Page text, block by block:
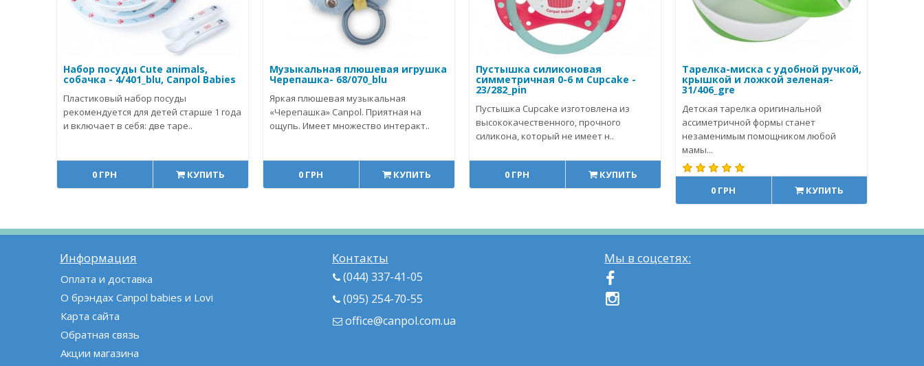
Набор посуды Cute animals,
собачка - 4/401_blu, Canpol Babies
Пластиковый набор посуды
рекомендуется для детей старше 1 года
и включает в себя: две таре..
0 ГРН КУПИТЬ
Музыкальная плюшевая игрушка
Черепашка- 68/070_blu
Яркая плюшевая музыкальная
«Черепашка» Canpol. Приятная на
ощупь. Имеет множество интеракт..
0 ГРН КУПИТЬ
Пустышка силиконовая
симметричная 0-6 м Cupcake -
23/282_pin
Пустышка Cupcake изготовлена из
высококачественного, прочного
силикона, который не имеет н..
0 ГРН КУПИТЬ
Тарелка-миска с удобной ручкой,
крышкой и ложкой зеленая-
31/406_gre
Детская тарелка оригинальной
ассиметричной формы станет
незаменимым помощником любой
мамы...
0 ГРН КУПИТЬ
Информация
Оплата и доставка
О брэндах Canpol babies и Lovi
Карта сайта
Обратная связь
Акции магазина
Контакты
(044) 337-41-05
(095) 254-70-55
office@canpol.com.ua
Мы в соцсетях: